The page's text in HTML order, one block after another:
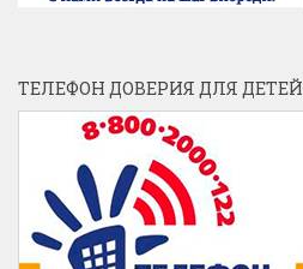
ТЕЛЕФОН ДОВЕРИЯ ДЛЯ ДЕТЕЙ